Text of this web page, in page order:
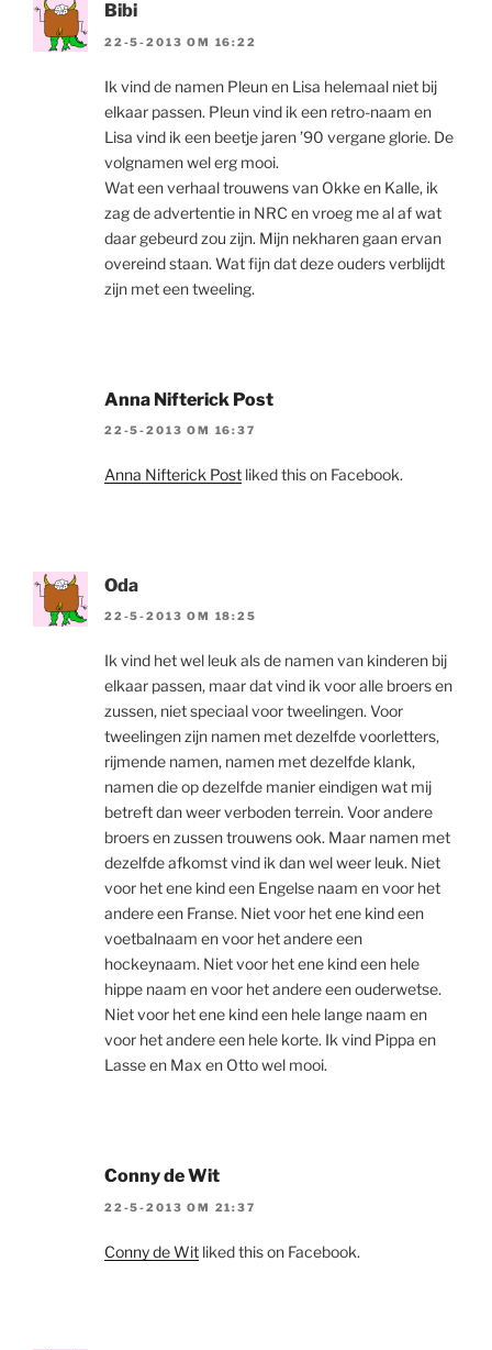
Bibi
22-5-2013 OM 16:22
Ik vind de namen Pleun en Lisa helemaal niet bij
elkaar passen. Pleun vind ik een retro-naam en
Lisa vind ik een beetje jaren ’90 vergane glorie. De
volgnamen wel erg mooi.
Wat een verhaal trouwens van Okke en Kalle, ik
zag de advertentie in NRC en vroeg me al af wat
daar gebeurd zou zijn. Mijn nekharen gaan ervan
overeind staan. Wat fijn dat deze ouders verblijdt
zijn met een tweeling.
Anna Nifterick Post
22-5-2013 OM 16:37
Anna Nifterick Post liked this on Facebook.
Oda
22-5-2013 OM 18:25
Ik vind het wel leuk als de namen van kinderen bij
elkaar passen, maar dat vind ik voor alle broers en
zussen, niet speciaal voor tweelingen. Voor
tweelingen zijn namen met dezelfde voorletters,
rijmende namen, namen met dezelfde klank,
namen die op dezelfde manier eindigen wat mij
betreft dan weer verboden terrein. Voor andere
broers en zussen trouwens ook. Maar namen met
dezelfde afkomst vind ik dan wel weer leuk. Niet
voor het ene kind een Engelse naam en voor het
andere een Franse. Niet voor het ene kind een
voetbalnaam en voor het andere een
hockeynaam. Niet voor het ene kind een hele
hippe naam en voor het andere een ouderwetse.
Niet voor het ene kind een hele lange naam en
voor het andere een hele korte. Ik vind Pippa en
Lasse en Max en Otto wel mooi.
Conny de Wit
22-5-2013 OM 21:37
Conny de Wit liked this on Facebook.